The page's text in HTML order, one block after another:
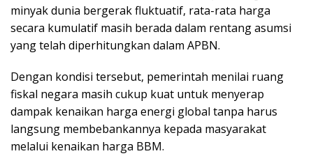
minyak dunia bergerak fluktuatif, rata-rata harga
secara kumulatif masih berada dalam rentang asumsi
yang telah diperhitungkan dalam APBN.
Dengan kondisi tersebut, pemerintah menilai ruang
fiskal negara masih cukup kuat untuk menyerap
dampak kenaikan harga energi global tanpa harus
langsung membebankannya kepada masyarakat
melalui kenaikan harga BBM.